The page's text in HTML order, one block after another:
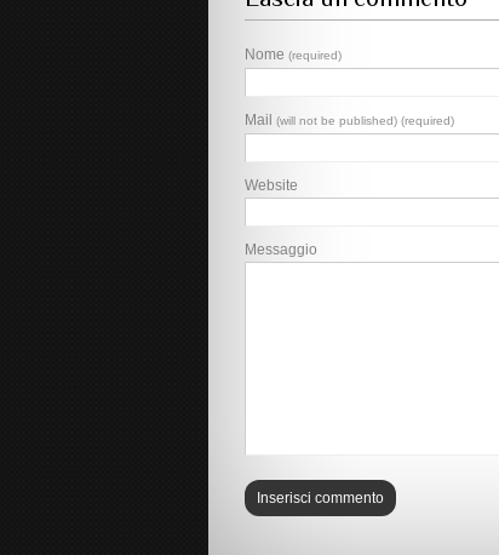
Nome (required)
Mail (will not be published) (required)
Website
Messaggio